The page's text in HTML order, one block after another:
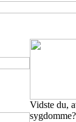
Vidste du,
sygdomme?